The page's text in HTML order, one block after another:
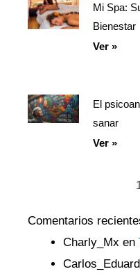
Mi Spa:
Bienestar
Ver »
El
sanar
Ver »
Comentarios
Charly_Mx en